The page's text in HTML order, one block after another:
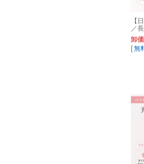
【
／
け
卸
[無